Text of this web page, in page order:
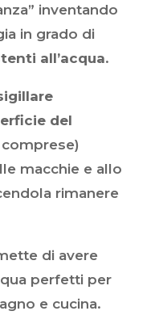
inventando
in grado di
all’acqua.
del
macchie e allo
rimanere
di avere
perfetti per
e cucina.